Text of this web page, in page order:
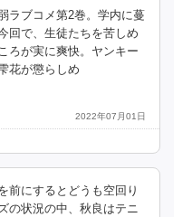
ラブコメ第2巻。学内に蔓
回で、生徒たちを苦しめ
ろが実に爽快。ヤンキー
花が懲らしめ
2022年07月01日
前にするとどうも空回り
の状況の中、秋良はテニ